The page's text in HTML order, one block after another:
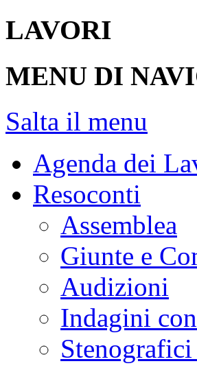
LAVORI
MENU DI
Salta il menu
Agenda dei
Resoconti
Assemblea
Giunte e
Audizioni
Indagini